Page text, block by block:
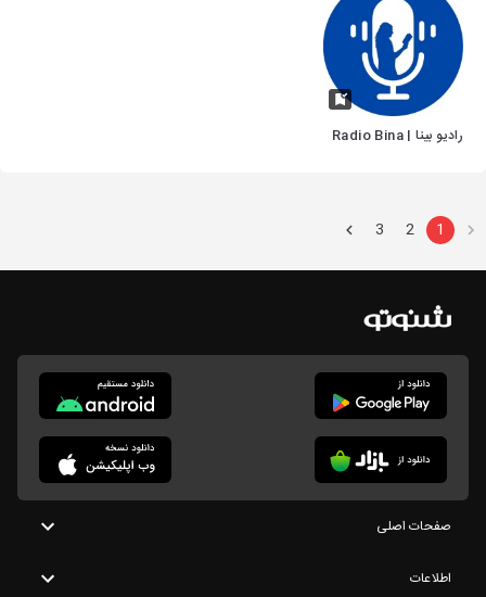
رادیو بینا | Radio Bina
1
2
3
صفحات اصلی
اطلاعات